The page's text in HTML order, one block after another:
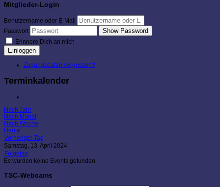
Mitglieder-Login
Benutzername oder E-Mail
Passwort
Show Password
Erinnere Dich an mich
Einloggen
Zugangsdaten vergessen?
Terminkalender
Nach Jahr
Nach Monat
Nach Woche
Heute
Vorheriger Tag
Samstag, 13. April 2024
Folgetag
Es wurden keine Events gefunden
TSC-Webcams